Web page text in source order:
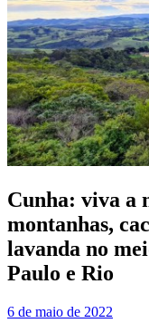
Cunha: viva a
montanhas,
lavanda no
Paulo e Rio
6 de maio de 2022